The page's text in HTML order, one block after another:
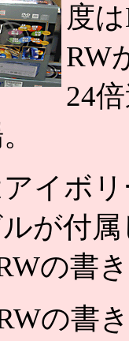
度
RW
24
イボリ
が付
の書
の書